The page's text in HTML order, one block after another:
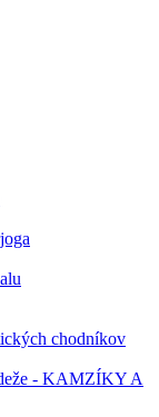
chodníkov
- KAMZÍKY A